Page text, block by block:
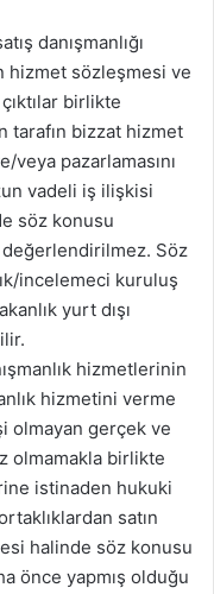
danışmanlığı
hizmet sözleşmesi ve
birlikte
bizzat hizmet
pazarlamasını
vadeli iş ilişkisi
söz konusu
değerlendirilmez. Söz
incelemeci kuruluş
yurt dışı
hizmetlerinin
hizmetini verme
olmayan gerçek ve
olmamakla birlikte
istinaden hukuki
satın
halinde söz konusu
önce yapmış olduğu